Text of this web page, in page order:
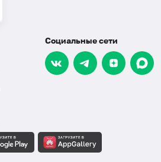
Социальные сети